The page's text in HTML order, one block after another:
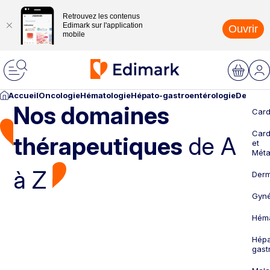
Retrouvez les contenus
Edimark sur l'application
mobile
Ouvrir
AccueilOncologieHématologieHépato-gastroentérologie
Nos domaines
thérapeutiques de A
à Z
et